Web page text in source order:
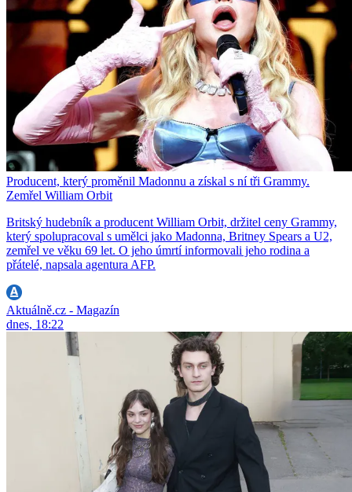
Producent, který proměnil Madonnu a získal s ní tři Grammy.
Zemřel William Orbit
Britský hudebník a producent William Orbit, držitel ceny Grammy,
který spolupracoval s umělci jako Madonna, Britney Spears a U2,
zemřel ve věku 69 let. O jeho úmrtí informovali jeho rodina a
přátelé, napsala agentura AFP.
Aktuálně.cz - Magazín
dnes, 18:22